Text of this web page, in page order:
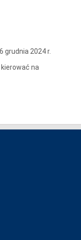
grudnia 2024 r.
na